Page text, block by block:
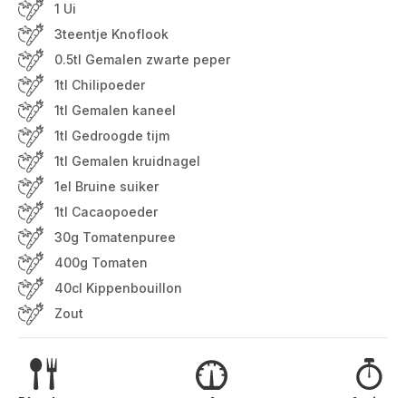
1 Ui
3teentje Knoflook
0.5tl Gemalen zwarte peper
1tl Chilipoeder
1tl Gemalen kaneel
1tl Gedroogde tijm
1tl Gemalen kruidnagel
1el Bruine suiker
1tl Cacaopoeder
30g Tomatenpuree
400g Tomaten
40cl Kippenbouillon
Zout